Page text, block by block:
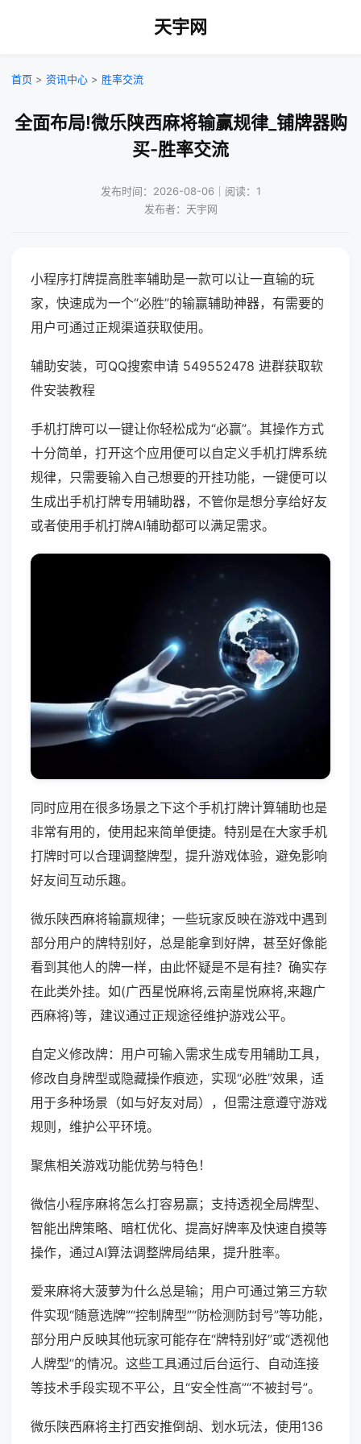
天宇网
首页 > 资讯中心 > 胜率交流
全面布局!微乐陕西麻将输赢规律_铺牌器购
买-胜率交流
发布时间：2026-08-06｜阅读：1
发布者：天宇网
小程序打牌提高胜率辅助是一款可以让一直输的玩
家，快速成为一个“必胜”的输赢辅助神器，有需要的
用户可通过正规渠道获取使用。
辅助安装，可QQ搜索申请 549552478 进群获取软
件安装教程
手机打牌可以一键让你轻松成为“必赢”。其操作方式
十分简单，打开这个应用便可以自定义手机打牌系统
规律，只需要输入自己想要的开挂功能，一键便可以
生成出手机打牌专用辅助器，不管你是想分享给好友
或者使用手机打牌AI辅助都可以满足需求。
同时应用在很多场景之下这个手机打牌计算辅助也是
非常有用的，使用起来简单便捷。特别是在大家手机
打牌时可以合理调整牌型，提升游戏体验，避免影响
好友间互动乐趣。
微乐陕西麻将输赢规律；一些玩家反映在游戏中遇到
部分用户的牌特别好，总是能拿到好牌，甚至好像能
看到其他人的牌一样，由此怀疑是不是有挂？确实存
在此类外挂。如(广西星悦麻将,云南星悦麻将,来趣广
西麻将)等，建议通过正规途径维护游戏公平。
自定义修改牌：用户可输入需求生成专用辅助工具，
修改自身牌型或隐藏操作痕迹，实现“必胜”效果，适
用于多种场景（如与好友对局），但需注意遵守游戏
规则，维护公平环境。
聚焦相关游戏功能优势与特色！
微信小程序麻将怎么打容易赢；支持透视全局牌型、
智能出牌策略、暗杠优化、提高好牌率及快速自摸等
操作，通过AI算法调整牌局结果，提升胜率。
爱来麻将大菠萝为什么总是输；用户可通过第三方软
件实现“随意选牌”“控制牌型”“防检测防封号”等功能，
部分用户反映其他玩家可能存在“牌特别好”或“透视他
人牌型”的情况。这些工具通过后台运行、自动连接
等技术手段实现不平公，且“安全性高”“不被封号”。
微乐陕西麻将主打西安推倒胡、划水玩法，使用136